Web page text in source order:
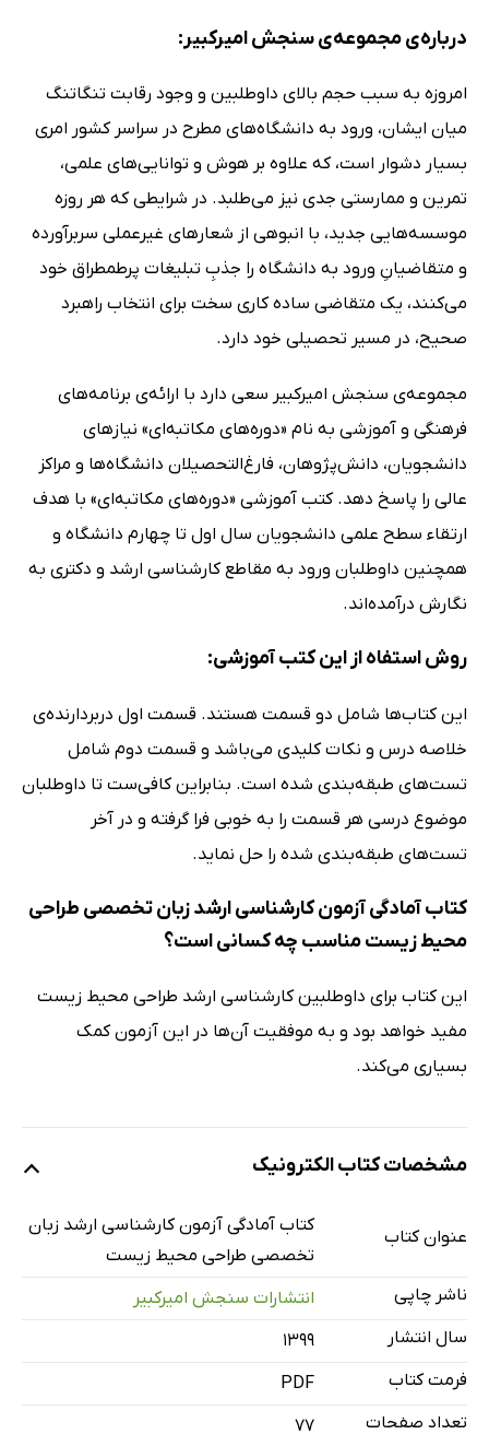
درباره‌ی مجموعه‌ی سنجش امیرکبیر:
امروزه به سبب حجم بالای داوطلبین و وجود رقابت تنگاتنگ
میان ایشان، ورود به دانشگاه‌های مطرح در سراسر کشور امری
بسیار دشوار است، که علاوه بر هوش و توانایی‌های علمی،
تمرین و ممارستی جدی نیز می‌طلبد. در شرایطی که هر روزه
موسسه‌هایی جدید، با انبوهی از شعارهای غیرعملی سربرآورده
و متقاضیانِ ورود به دانشگاه را جذبِ تبلیغات پرطمطراق خود
می‌کنند، یک متقاضی ساده کاری سخت برای انتخاب راهبرد
صحیح، در مسیر تحصیلی خود دارد.
مجموعه‌ی سنجش امیرکبیر سعی دارد با ارائه‌ی برنامه‌های
فرهنگی و آموزشی به نام «دوره‌های مکاتبه‌ای» نیازهای
دانشجویان، دانش‌پژوهان، فارغ‌التحصیلان دانشگاه‌ها و مراکز
عالی را پاسخ دهد. کتب آموزشی «دوره‌های مکاتبه‌ای» با هدف
ارتقاء سطح علمی دانشجویان سال اول تا چهارم دانشگاه و
همچنین داوطلبان ورود به مقاطع کارشناسی ارشد و دکتری به
نگارش درآمده‌اند.
روش استفاه از این کتب آموزشی:
این کتاب‌ها شامل دو قسمت هستند. قسمت اول دربردارنده‌ی
خلاصه درس و نکات کلیدی می‌باشد و قسمت دوم شامل
تست‌های طبقه‌بندی شده است. بنابراین کافی‌ست تا داوطلبان
موضوع درسی هر قسمت را به خوبی فرا گرفته و در آخر
تست‌های طبقه‌بندی شده را حل نماید.
کتاب آمادگی آزمون کارشناسی ارشد زبان تخصصی طراحی
محیط زیست مناسب چه کسانی است؟
این کتاب برای داوطلبین کارشناسی ارشد طراحی محیط زیست
مفید خواهد بود و به موفقیت آن‌ها در این آزمون کمک
بسیاری می‌کند.
مشخصات کتاب الکترونیک
عنوان کتاب
کتاب آمادگی آزمون کارشناسی ارشد زبان
تخصصی طراحی محیط زیست
ناشر چاپی
انتشارات سنجش امیرکبیر
سال انتشار
۱۳۹۹
فرمت کتاب
PDF
تعداد صفحات
77